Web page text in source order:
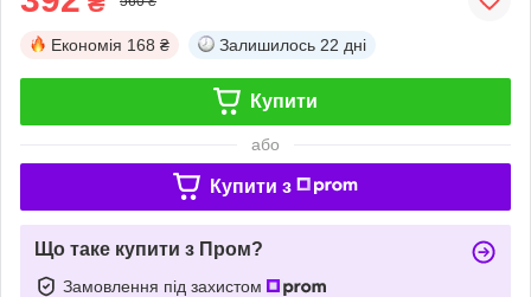
Економія 168 ₴ Залишилось 22 дні
Купити
або
Купити з
Що таке купити з Пром?
Замовлення під захистом